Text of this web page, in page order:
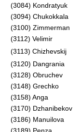
(3084) Kondratyuk
(3094) Chukokkala
(3100) Zimmerman
(3112) Velimir
(3113) Chizhevskij
(3120) Dangrania
(3128) Obruchev
(3148) Grechko
(3158) Anga
(3170) Dzhanibekov
(3186) Manuilova